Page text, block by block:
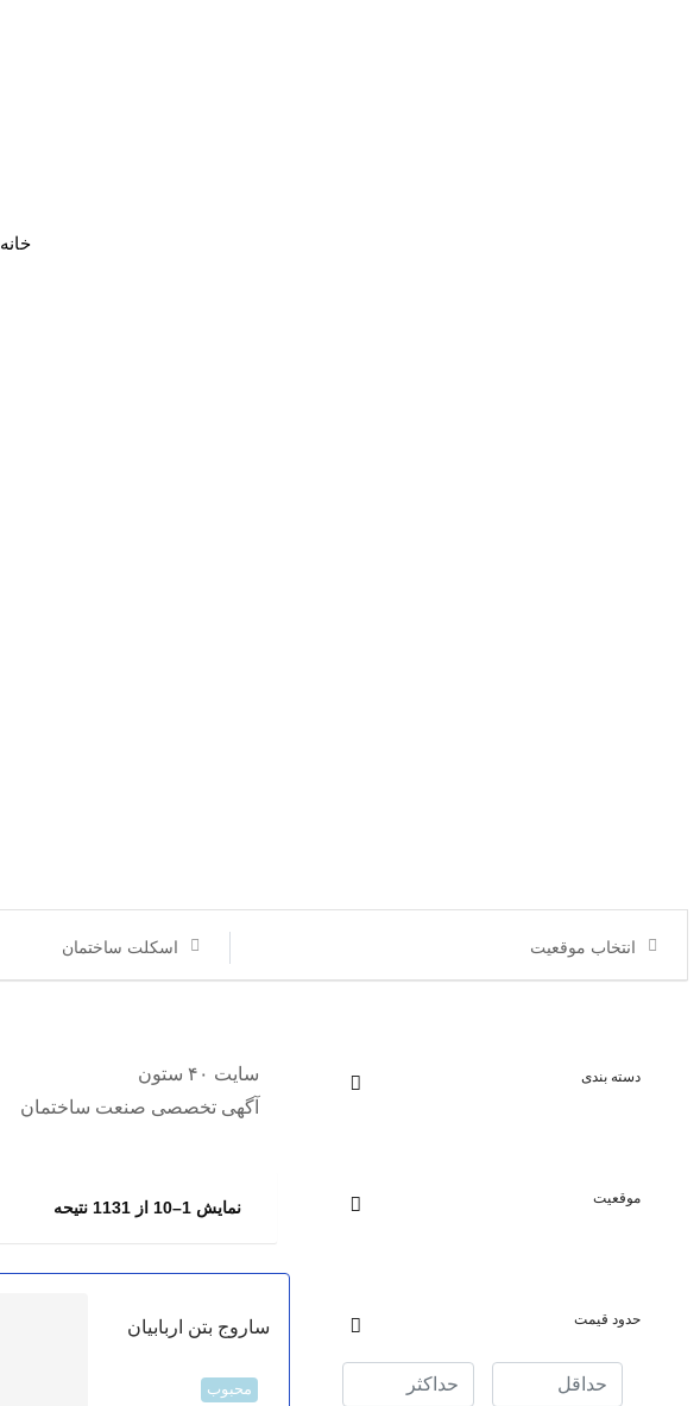
خانه
انتخاب موقعیت اسکلت ساختمان
دسته بندی
موقعیت
حدود قیمت
سایت ۴۰ ستون
آگهی تخصصی صنعت ساختمان
نمایش 1–10 از 1131 نتیحه
ساروج بتن اربابیان
محبوب